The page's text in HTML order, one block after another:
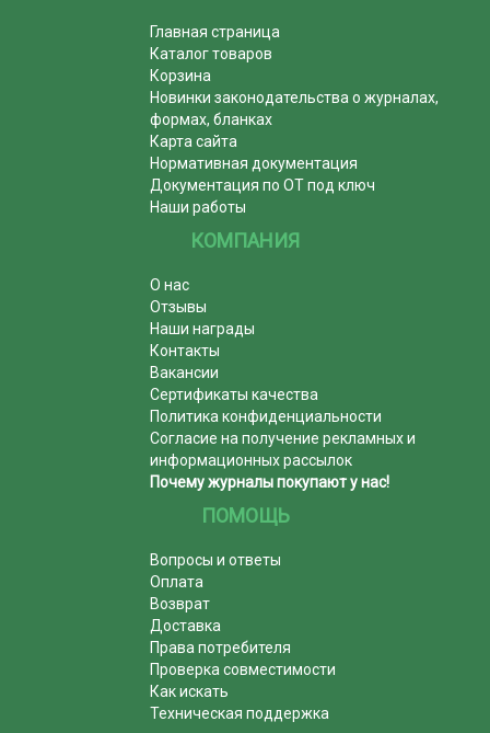
Главная страница
Каталог товаров
Корзина
Новинки законодательства о журналах,
формах, бланках
Карта сайта
Нормативная документация
Документация по ОТ под ключ
Наши работы
КОМПАНИЯ
О нас
Отзывы
Наши награды
Контакты
Вакансии
Сертификаты качества
Политика конфиденциальности
Согласие на получение рекламных и
информационных рассылок
Почему журналы покупают у нас!
ПОМОЩЬ
Вопросы и ответы
Оплата
Возврат
Доставка
Права потребителя
Проверка совместимости
Как искать
Техническая поддержка